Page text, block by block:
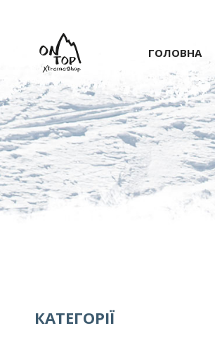
ГОЛОВНА
КАТЕГОРІЇ